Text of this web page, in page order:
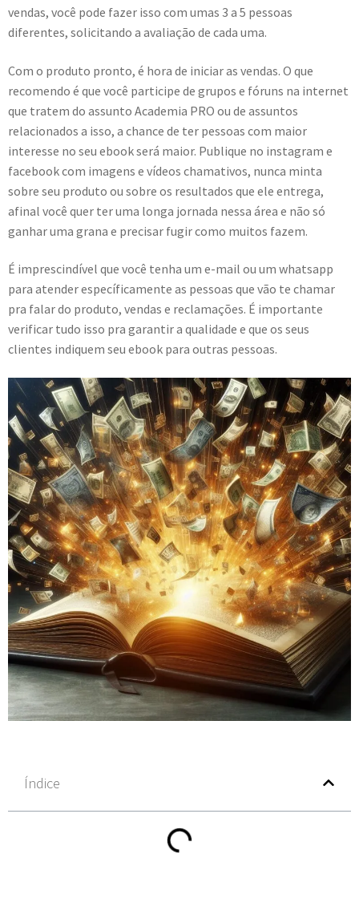
vendas, você pode fazer isso com umas 3 a 5 pessoas
diferentes, solicitando a avaliação de cada uma.
Com o produto pronto, é hora de iniciar as vendas. O que
recomendo é que você participe de grupos e fóruns na internet
que tratem do assunto Academia PRO ou de assuntos
relacionados a isso, a chance de ter pessoas com maior
interesse no seu ebook será maior. Publique no instagram e
facebook com imagens e vídeos chamativos, nunca minta
sobre seu produto ou sobre os resultados que ele entrega,
afinal você quer ter uma longa jornada nessa área e não só
ganhar uma grana e precisar fugir como muitos fazem.
É imprescindível que você tenha um e-mail ou um whatsapp
para atender específicamente as pessoas que vão te chamar
pra falar do produto, vendas e reclamações. É importante
verificar tudo isso pra garantir a qualidade e que os seus
clientes indiquem seu ebook para outras pessoas.
Índice